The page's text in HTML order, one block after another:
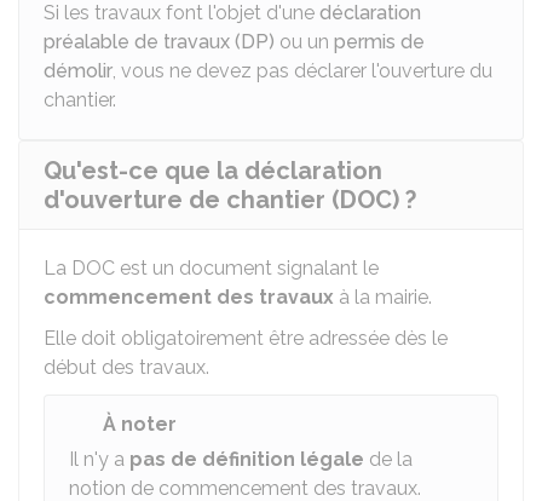
Si les travaux font l'objet d'une déclaration
préalable de travaux (DP) ou un permis de
démolir, vous ne devez pas déclarer l'ouverture du
chantier.
Qu'est-ce que la déclaration
d'ouverture de chantier (DOC) ?
La DOC est un document signalant le
commencement des travaux à la mairie.
Elle doit obligatoirement être adressée dès le
début des travaux.
À noter
Il n'y a pas de définition légale de la
notion de commencement des travaux.